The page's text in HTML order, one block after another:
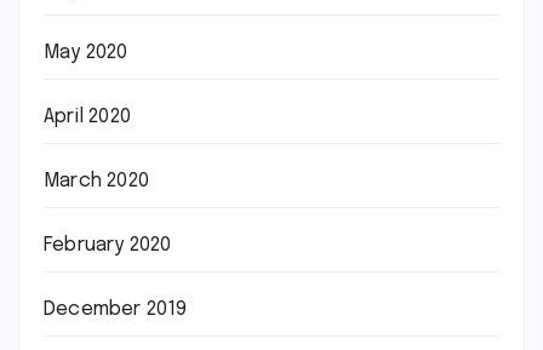
May 2020
April 2020
March 2020
February 2020
December 2019